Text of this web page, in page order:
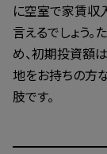
に空室で家賃収
言えるでしょう
め、初期投資額
地をお持ちの方
肢です。